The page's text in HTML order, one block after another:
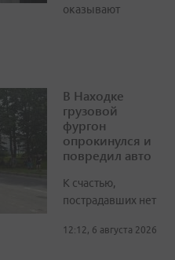
оказывают
В Находке
грузовой
фургон
опрокинулся и
повредил авто
К счастью,
пострадавших нет
12:12, 6 августа 2026